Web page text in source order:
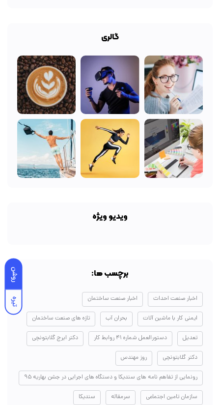
روشن
تیره
گالری
ویدیو ویژه
برچسب ها:
اخبار صنعت احداث اخبار صنعت ساختمان
ایمنی کار با ماشین آلات بحران آب تازه های صنعت ساختمان
تعدیل دستورالعمل شماره ۴۱ روابط کار دکتر ایرج گلابتونچی
دکتر گلابتونچی روز مهندس
رونمایی از تفاهم نامه های سندیکا و دستگاه های اجرایی در جشن بهاریه ۹۵
سازمان تامین اجتماعی سرمقاله سندیکا